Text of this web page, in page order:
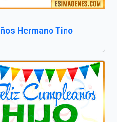
Hermano Tino